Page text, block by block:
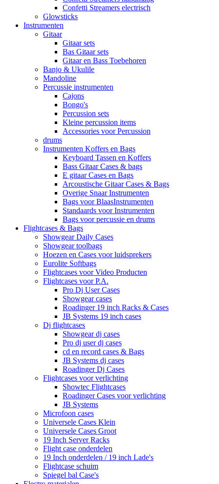
Confetti Streamers electrisch
Glowsticks
Instrumenten
Gitaar
Gitaar sets
Bas Gitaar sets
Gitaar en Bass Toebehoren
Banjo & Ukulile
Mandoline
Percussie instrumenten
Cajons
Bongo's
Percussion sets
Kleine percussion items
Accessories voor Percussion
drums
Instrumenten Koffers en Bags
Keyboard Tassen en Koffers
Bass Gitaar Cases & bags
E gitaar Cases en Bags
Arcoustische Gitaar Cases & Bags
Overige Snaar Instrumenten
Bags voor BlaasInstrumenten
Standaards voor Instrumenten
Bags voor percussie en drums
Flightcases & Bags
Showgear Daily Cases
Showgear toolbags
Hoezen en Cases voor luidsprekers
Eurolite Softbags
Flightcases voor Video Producten
Flightcases voor P.A.
Pro Dj User Cases
Showgear cases
Roadinger 19 inch Racks & Cases
JB Systems 19 inch cases
Dj flightcases
Showgear dj cases
Pro dj user dj cases
cd en record cases & Bags
JB Systems dj cases
Roadinger Dj Cases
Flightcases voor verlichting
Showtec Flightcases
Roadinger Cases voor verlichting
JB Systems
Microfoon cases
Universele Cases Klein
Universele Cases Groot
19 Inch Server Racks
Flight case onderdelen
19 Inch onderdelen / 19 inch Lade's
Flightcase schuim
Spiegel bal Case's